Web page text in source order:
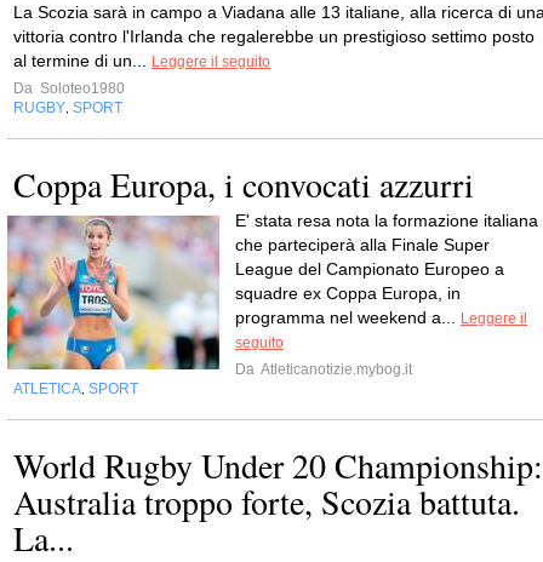
La Scozia sarà in campo a Viadana alle 13 italiane, alla ricerca di
vittoria contro l'Irlanda che regalerebbe un prestigioso settimo posto
al termine di un...
Leggere il seguito
Da Soloteo1980
RUGBY SPORT
Coppa Europa, i convocati azzurri
E' stata resa nota la formazione italiana
che parteciperà alla Finale Super
League del Campionato Europeo a
squadre ex Coppa Europa, in
programma nel weekend a...
Leggere il
seguito
Da Atleticanotizie.mybog.it
ATLETICA SPORT
World Rugby Under 20 Championship:
Australia troppo forte, Scozia battuta.
La...